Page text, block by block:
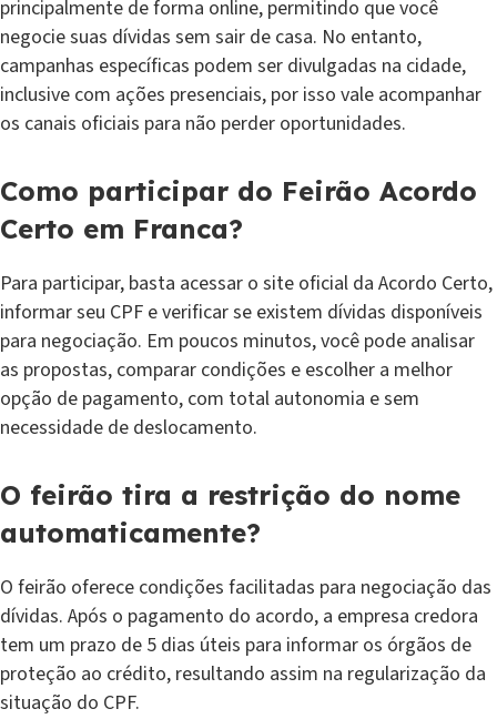
principalmente de forma online, permitindo que você
negocie suas dívidas sem sair de casa. No entanto,
campanhas específicas podem ser divulgadas na cidade,
inclusive com ações presenciais, por isso vale acompanhar
os canais oficiais para não perder oportunidades.
Como participar do Feirão Acordo
Certo em Franca?
Para participar, basta acessar o site oficial da Acordo Certo,
informar seu CPF e verificar se existem dívidas disponíveis
para negociação. Em poucos minutos, você pode analisar
as propostas, comparar condições e escolher a melhor
opção de pagamento, com total autonomia e sem
necessidade de deslocamento.
O feirão tira a restrição do nome
automaticamente?
O feirão oferece condições facilitadas para negociação das
dívidas. Após o pagamento do acordo, a empresa credora
tem um prazo de 5 dias úteis para informar os órgãos de
proteção ao crédito, resultando assim na regularização da
situação do CPF.